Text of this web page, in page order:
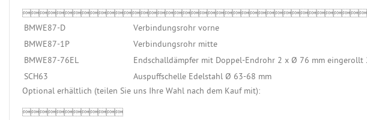
BMWE87-D
Verbindungsrohr vorne
BMWE87-1P
Verbindungsrohr mitte
BMWE87-76EL
Endschalldämpfer mit Doppel-Endrohr 2 x Ø 76 mm eingerollt
SCH63
Auspuffschelle Edelstahl Ø 63-68 mm
Optional erhältlich (teilen Sie uns Ihre Wahl nach dem Kauf mit):
